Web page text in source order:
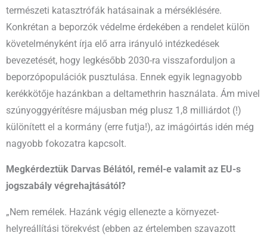
természeti katasztrófák hatásainak a mérséklésére.
Konkrétan a beporzók védelme érdekében a rendelet külön
követelményként írja elő arra irányuló intézkedések
bevezetését, hogy legkésőbb 2030-ra visszaforduljon a
beporzópopulációk pusztulása. Ennek egyik legnagyobb
kerékkötője hazánkban a deltamethrin használata. Ám mivel
szúnyoggyérítésre májusban még plusz 1,8 milliárdot (!)
különített el a kormány (erre futja!), az imágóirtás idén még
nagyobb fokozatra kapcsolt.
Megkérdeztük Darvas Bélától, remél-e valamit az EU-s
jogszabály végrehajtásától?
„Nem remélek. Hazánk végig ellenezte a környezet-
helyreállítási törekvést (ebben az értelemben szavazott